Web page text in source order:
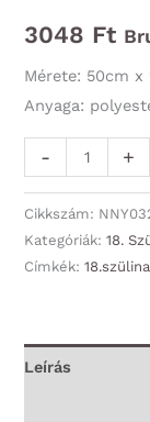
3048 Ft
Mérete: 50cm x
Anyaga:
-
Nyakkendő
-
Boldog
Szülinapot
18.
+
Cikkszám:
Kategóriák:18.
Címkék:
Leírás